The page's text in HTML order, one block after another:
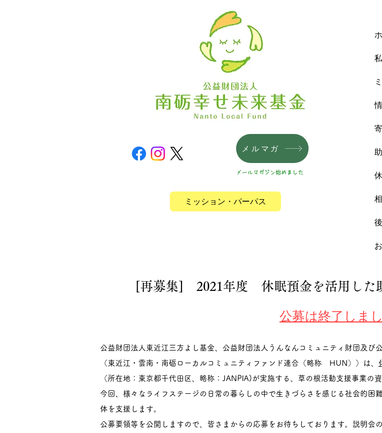
メルマガ
メールマガジン始めました
ミッション・パーパス
[再募集] 2021年度 休眠預金を活用した
公募は終了しまし
公益財団法人東近江三方よし基金、公益財団法人うんなんコミュニティ財団及び
（東近江・雲南・南砺ローカルコミュニティファンド連合（略称 HUN））は、
（所在地：東京都千代田区、略称：JANPIA)が実施する、草の根活動支援事業の
今回、様々なライフステージの日常の暮らしの中で生きづらさを感じる社会的困
体を支援します。
公募要領等を公開しますので、皆さまからの応募をお待ちしております。説明会